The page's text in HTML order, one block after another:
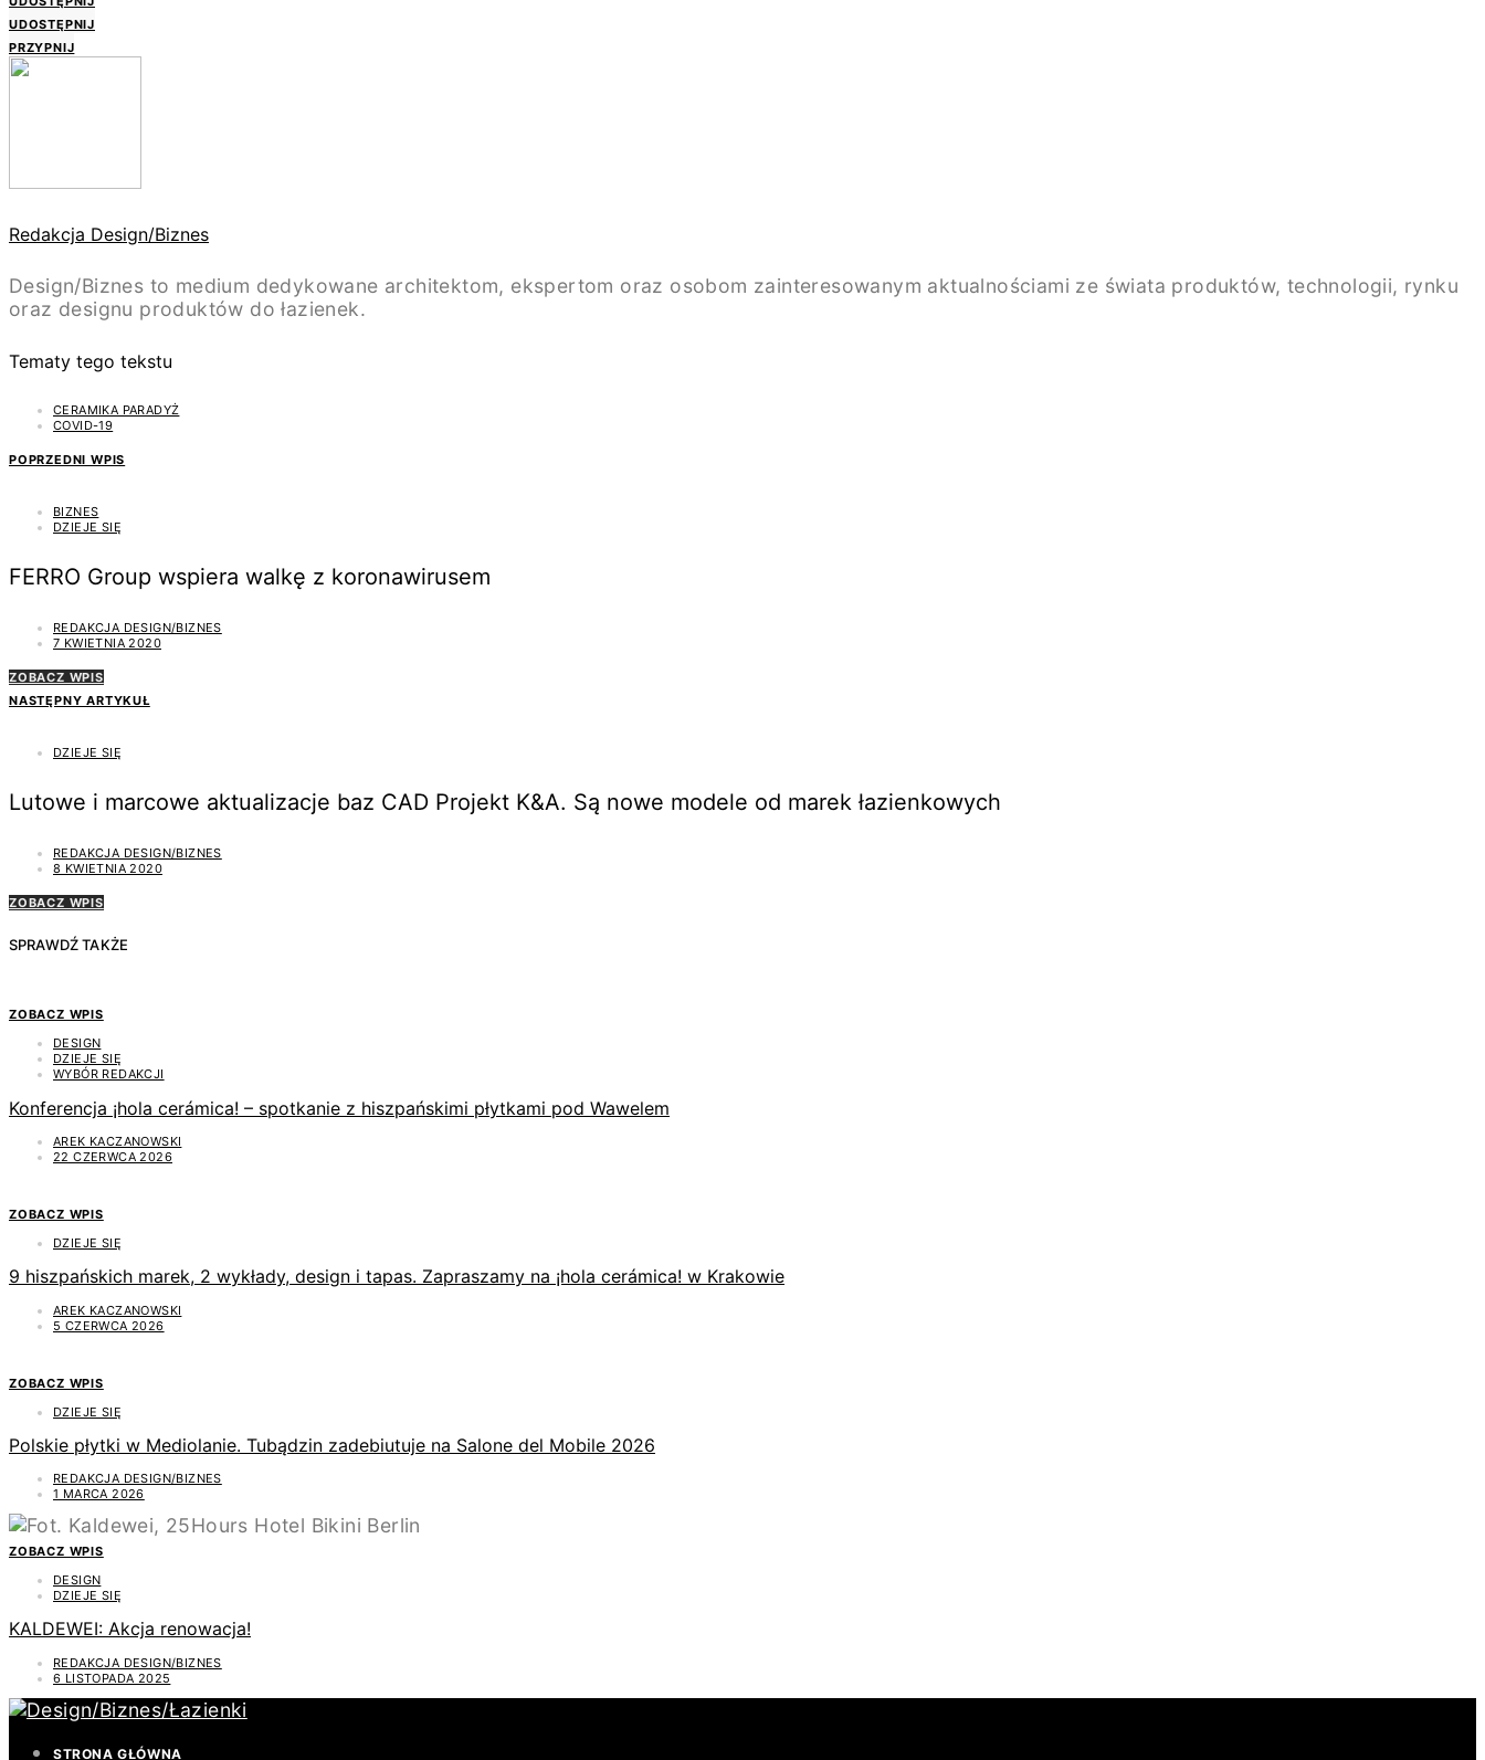
UDOSTĘPNIJ
PRZYPNIJ
Redakcja Design/Biznes
Design/Biznes to medium dedykowane architektom, ekspertom oraz osobom zainteresowanym aktualnościami ze świata produktów, technologii, rynku
oraz designu produktów do łazienek.
Tematy tego tekstu
CERAMIKA PARADYŻ
COVID-19
POPRZEDNI WPIS
BIZNES
DZIEJE SIĘ
FERRO Group wspiera walkę z koronawirusem
REDAKCJA DESIGN/BIZNES
7 KWIETNIA 2020
ZOBACZ WPIS
NASTĘPNY ARTYKUŁ
DZIEJE SIĘ
Lutowe i marcowe aktualizacje baz CAD Projekt K&A. Są nowe modele od marek łazienkowych
REDAKCJA DESIGN/BIZNES
8 KWIETNIA 2020
ZOBACZ WPIS
SPRAWDŹ TAKŻE
ZOBACZ WPIS
DESIGN
DZIEJE SIĘ
WYBÓR REDAKCJI
Konferencja ¡hola cerámica! – spotkanie z hiszpańskimi płytkami pod Wawelem
AREK KACZANOWSKI
22 CZERWCA 2026
ZOBACZ WPIS
DZIEJE SIĘ
9 hiszpańskich marek, 2 wykłady, design i tapas. Zapraszamy na ¡hola cerámica! w Krakowie
AREK KACZANOWSKI
5 CZERWCA 2026
ZOBACZ WPIS
DZIEJE SIĘ
Polskie płytki w Mediolanie. Tubądzin zadebiutuje na Salone del Mobile 2026
REDAKCJA DESIGN/BIZNES
1 MARCA 2026
ZOBACZ WPIS
DESIGN
DZIEJE SIĘ
KALDEWEI: Akcja renowacja!
REDAKCJA DESIGN/BIZNES
6 LISTOPADA 2025
STRONA GŁÓWNA